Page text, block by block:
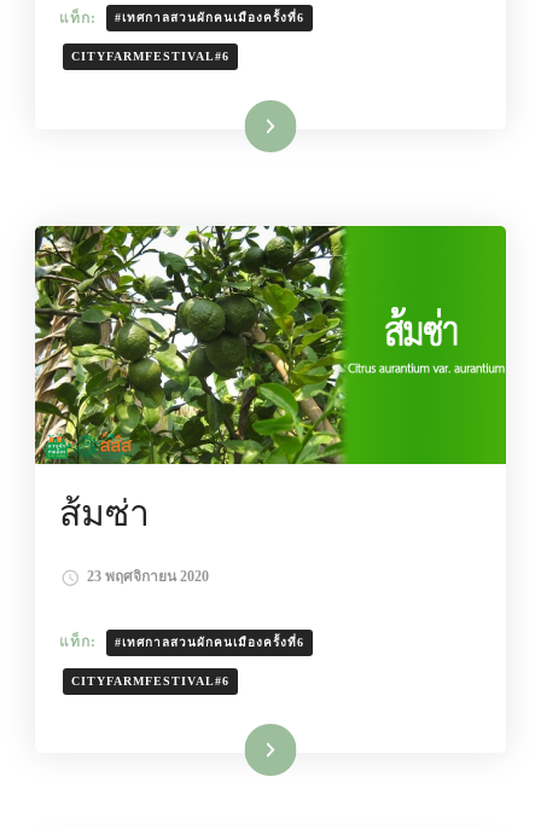
แท็ก: #เทศกาลสวนผักคนเมืองครั้งที่6
CITYFARMFESTIVAL#6
อ่านเพิ่มเติม
ส้มซ่า
23 พฤศจิกายน 2020
แท็ก: #เทศกาลสวนผักคนเมืองครั้งที่6
CITYFARMFESTIVAL#6
อ่านเพิ่มเติม